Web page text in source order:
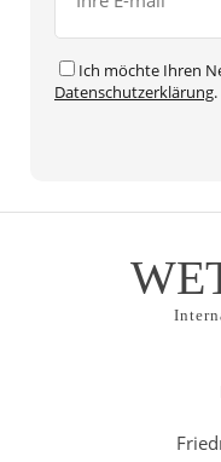
Ich möchte Ihren
Datenschutzerklärung.